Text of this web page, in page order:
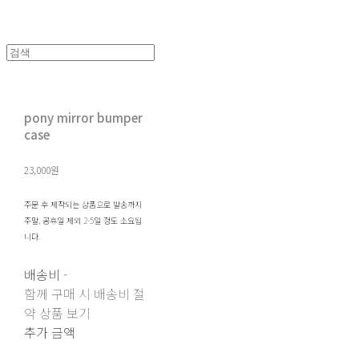
pony mirror bumper
case
23,000원
주문 후 제작되는 상품으로 발송까지
주말, 공휴일 제외 2-5일 정도 소요됩
니다.
배송비 -
함께 구매 시 배송비 절
약 상품 보기
추가 금액